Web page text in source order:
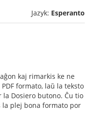
Jazyk: Esperanto
kaj rimarkis ke ne
formato, laŭ la teksto
la Dosiero butono. Ĉu tio
la plej bona formato por